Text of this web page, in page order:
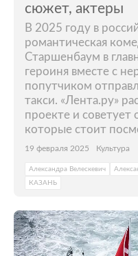
сюжет, актеры
В 2025 году в
романтическая
Старшенбаум в
героиня вместе с
попутчиком
такси. «Лента.ру»
проекте и советует
которые стоит
19 февраля 2025 Культура
Александра Велескевич
КАЗАНЬ